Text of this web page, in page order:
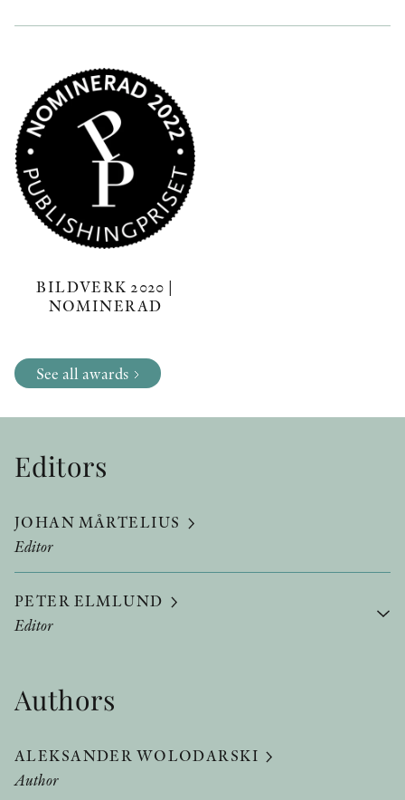
BILDVERK 2020 |
NOMINERAD
See all awards
Editors
JOHAN MÅRTELIUS
Editor
PETER ELMLUND
Editor
Authors
ALEKSANDER WOLODARSKI
Author